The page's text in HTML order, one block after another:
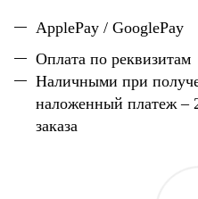
ApplePay / GooglePay
Оплата по реквизитам
Наличными при
наложенный платеж –
заказа